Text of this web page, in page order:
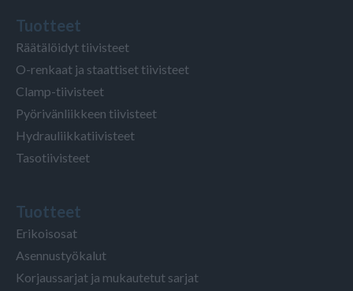
Tuotteet
Räätälöidyt tiivisteet
O-renkaat ja staattiset tiivisteet
Clamp-tiivisteet
Pyörivänliikkeen tiivisteet
Hydrauliikkatiivisteet
Tasotiivisteet
Tuotteet
Erikoisosat
Asennustyökalut
Korjaussarjat ja mukautetut sarjat